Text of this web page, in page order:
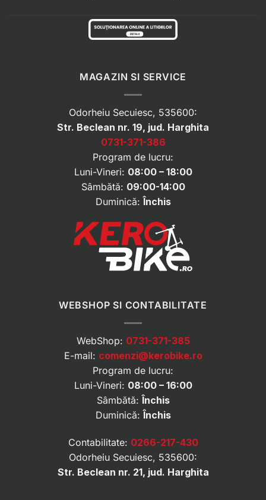
MAGAZIN SI SERVICE
Odorheiu Secuiesc, 535600:
Str. Beclean nr. 19, jud. Harghita
0731-371-386
Program de lucru:
Luni-Vineri: 08:00 – 18:00
Sâmbătă: 09:00-14:00
Duminică: Închis
WEBSHOP SI CONTABILITATE
WebShop: 0731-371-385
E-mail: comenzi@kerobike.ro
Program de lucru:
Luni-Vineri: 08:00 – 16:00
Sâmbătă: Închis
Duminică: Închis
Contabilitate: 0266-217-430
Odorheiu Secuiesc, 535600:
Str. Beclean nr. 21, jud. Harghita